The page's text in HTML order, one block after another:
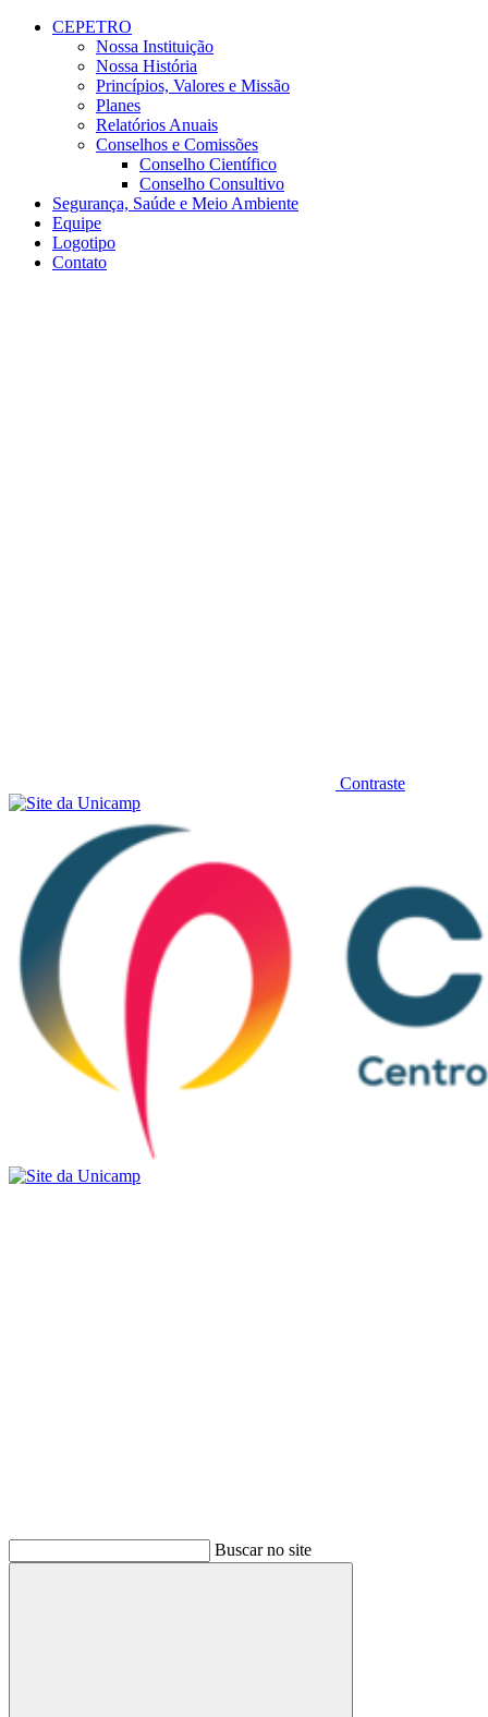
Conteúdo principal
CEPETRO
Nossa Instituição
Nossa História
Princípios, Valores e Missão
Planes
Relatórios Anuais
Conselhos e Comissões
Conselho Científico
Conselho Consultivo
Segurança, Saúde e Meio Ambiente
Equipe
Logotipo
Contato
Contraste
Buscar no site